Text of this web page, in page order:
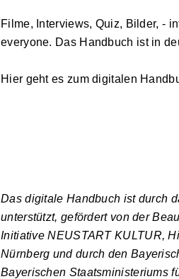
Filme, Interviews, Quiz, Bilder, -
everyone. Das Handbuch ist in
Hier geht es zum digitalen
Das digitale Handbuch ist durch
unterstützt, gefördert von der
Initiative NEUSTART KULTUR,
Nürnberg und durch den
Bayerischen Staatsministeriums